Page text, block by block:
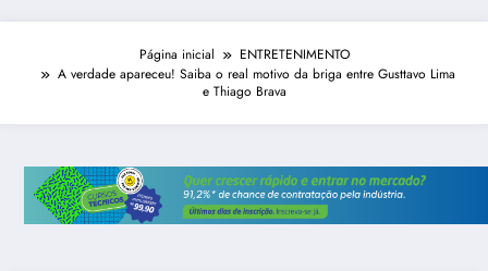
Página inicial
ENTRETENIMENTO
A verdade apareceu! Saiba o real motivo da briga entre Gusttavo Lima
e Thiago Brava